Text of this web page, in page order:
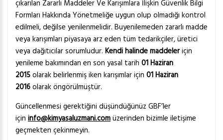
çıkarılan Zararlı Maddeler Ve Karışımlara İlişkin Güvenlik Bilgi
Formları Hakkında Yönetmeliğe uygun olup olmadığı kontrol
edilmeli, değilse yenilenmelidir. Buyenilemeden zararlı madde
veya karışımları piyasaya arz eden tüm tedarikçiler, üretici
veya dağıtıcılar sorumludur. Kendi halinde maddeleriçin
yenileme bakımından en son yasal tarih 01 Haziran
2015olarak belirlenmiş iken karışımlar için 01 Haziran
2016olarak öngörülmüştür.
Güncellenmesi gerektiğini düşündüğünüz GBF’ler
için info@kimyasaluzmani.comüzerinden bizimle iletişime
geçmekten çekinmeyin.